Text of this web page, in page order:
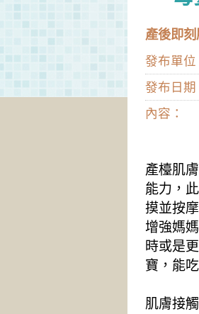
產後即
發布單位
發布日期
內容：
產檯肌
能力，
摸並按
增強媽
時或是
寶，能
肌膚接